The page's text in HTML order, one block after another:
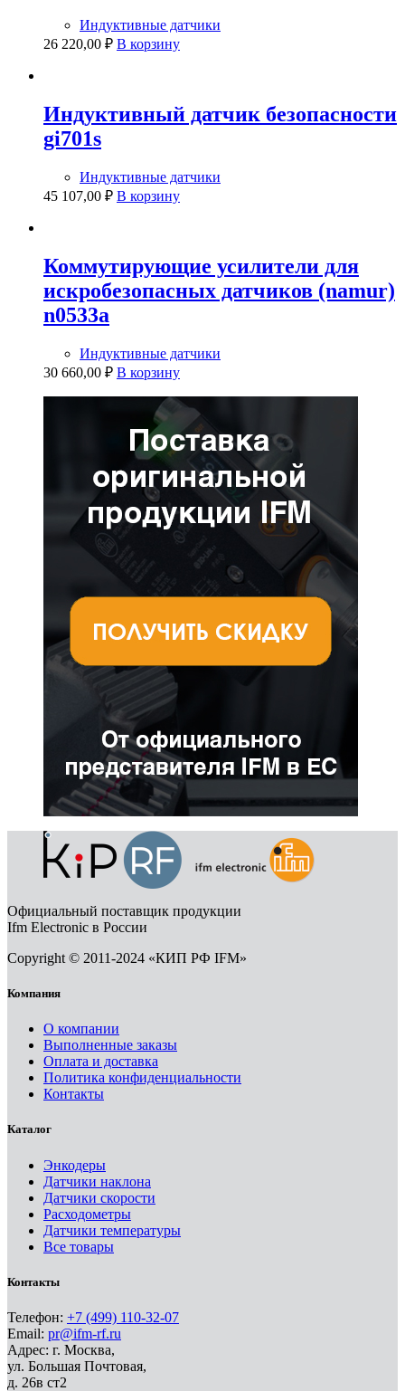
Индуктивные датчики
26 220,00 ₽ В корзину
Индуктивный датчик безопасности
gi701s
Индуктивные датчики
45 107,00 ₽ В корзину
Коммутирующие усилители для
искробезопасных датчиков (namur)
n0533a
Индуктивные датчики
30 660,00 ₽ В корзину
Официальный поставщик продукции
Ifm Electronic в России
Copyright © 2011-2024 «КИП РФ IFM»
Компания
О компании
Выполненные заказы
Оплата и доставка
Политика конфиденциальности
Контакты
Каталог
Энкодеры
Датчики наклона
Датчики скорости
Расходометры
Датчики температуры
Все товары
Контакты
Телефон: +7 (499) 110-32-07
Email: pr@ifm-rf.ru
Адрес: г. Москва,
ул. Большая Почтовая,
д. 26в ст2